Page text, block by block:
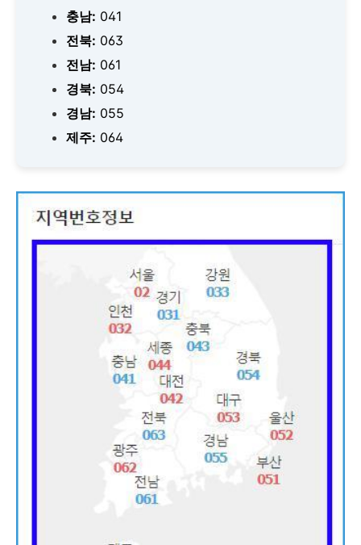
충남: 041
전북: 063
전남: 061
경북: 054
경남: 055
제주: 064